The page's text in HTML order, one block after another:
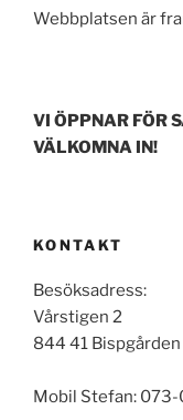
Webbplatsen är
VI ÖPPNAR FÖR
VÄLKOMNA IN!
KONTAKT
Besöksadress:
Vårstigen 2
844 41 Bispgården
Mobil Stefan: